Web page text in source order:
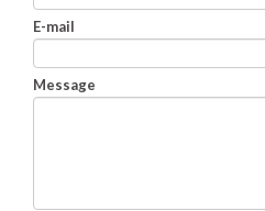
E-mail
Message